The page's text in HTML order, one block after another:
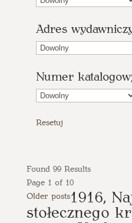
Adres
Numer
Resetuj
Found 99 Results
Page 1 of 10
Older posts1916,
stołecznego